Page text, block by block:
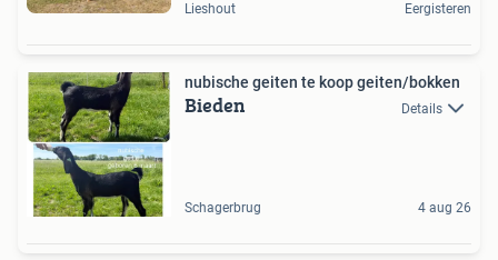
Lieshout Eergisteren
nubische geiten te koop geiten/bokken
Bieden Details
Schagerbrug 4 aug 26